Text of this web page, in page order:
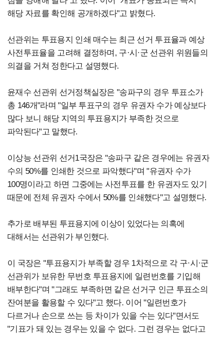
해당 자료를 확인해 공개하겠다"고 밝혔다.
선관위는 투표용지 인쇄 매수는 최근 선거 투표율과 예상
사전투표율을 고려해 결정하며, 구·시·군 선관위 위원들의
의결을 거쳐 정한다고 설명했다.
윤재수 선관위 선거정책실장은 "송파구의 경우 투표소가
총 146개"라며 "일부 투표구의 경우 유권자 수가 예상보다
많다 보니 해당 지역의 투표용지가 부족한 것으로
파악된다"고 말했다.
이상능 선관위 선거1국장은 "송파구 같은 경우에는 유권자
수의 50%를 인쇄한 것으로 파악했다"며 "유권자 수가
100명이라고 하면 그중에는 사전투표를 한 유권자도 있기
때문에 전체 유권자 수에서 50%를 인쇄했다"고 설명했다.
추가로 배부된 투표용지에 이상이 있었다는 의혹에
대해서는 선관위가 부인했다.
이 국장은 "투표용지가 부족할 경우 1차적으로 각 구·시·군
선관위가 보유한 무번호 투표용지에 일련번호를 기입해
배부한다"며 "그래도 부족하면 같은 선거구 인근 투표소의
잔여분을 활용할 수 있다"고 했다. 이어 "일련번호가
다르거나 손으로 쓰는 등 차이가 있을 수는 있다"면서도
"기표가 돼 있는 경우는 있을 수 없다. 그런 경우는 없다고